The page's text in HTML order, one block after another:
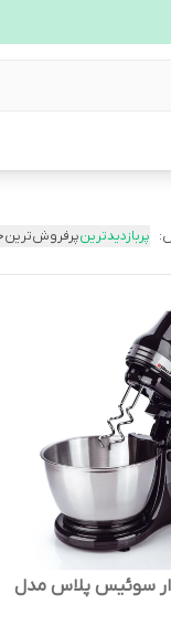
پربازدیدترینپرفروش‌ترین
سوئیس پلاس مدل